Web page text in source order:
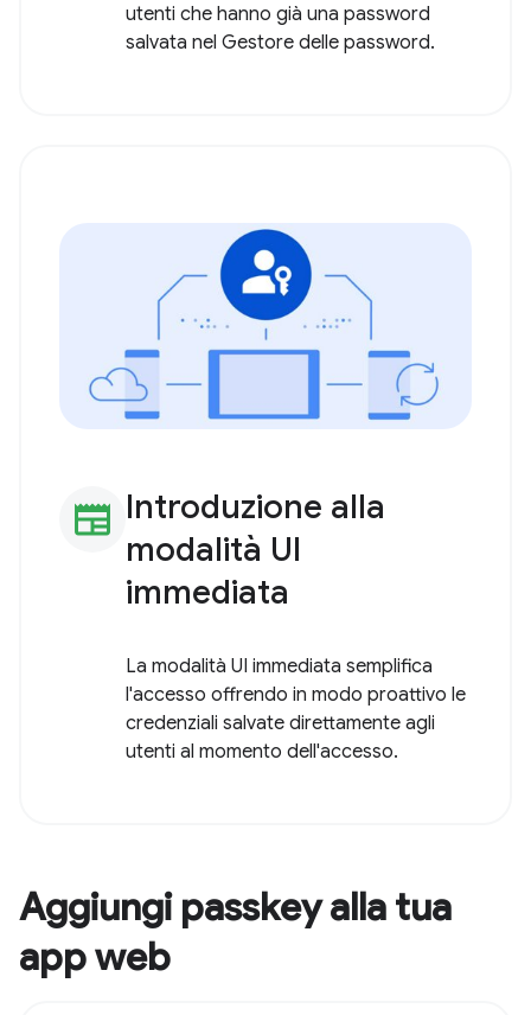
utenti che hanno già una password
salvata nel Gestore delle password.
newspaper Introduzione alla
modalità UI
immediata
La modalità UI immediata semplifica
l'accesso offrendo in modo proattivo le
credenziali salvate direttamente agli
utenti al momento dell'accesso.
Aggiungi passkey alla tua
app web